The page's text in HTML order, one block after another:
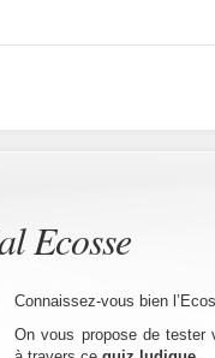
Ecosse
Connaissez-vous bien
On vous propose de tester